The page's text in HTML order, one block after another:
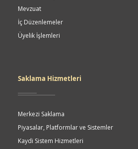
Mevzuat
İç Düzenlemeler
Üyelik İşlemleri
Saklama Hizmetleri
Merkezi Saklama
Piyasalar, Platformlar ve Sistemler
Kaydi Sistem Hizmetleri